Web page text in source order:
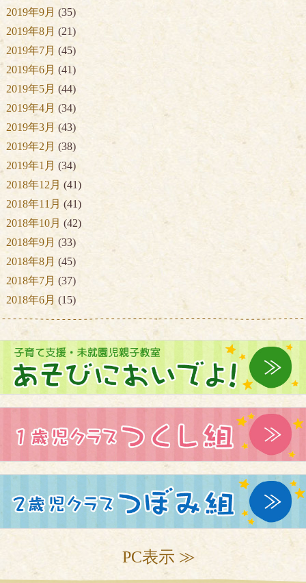
2019年9月 (35)
2019年8月 (21)
2019年7月 (45)
2019年6月 (41)
2019年5月 (44)
2019年4月 (34)
2019年3月 (43)
2019年2月 (38)
2019年1月 (34)
2018年12月 (41)
2018年11月 (41)
2018年10月 (42)
2018年9月 (33)
2018年8月 (45)
2018年7月 (37)
2018年6月 (15)
PC表示 ≫